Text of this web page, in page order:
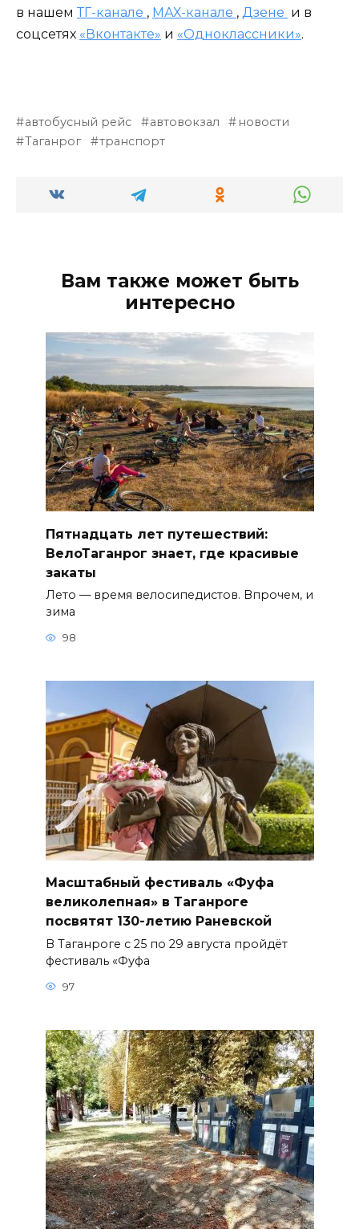
в нашем ТГ-канале , МАХ-канале , Дзене и в
соцсетях «Вконтакте» и «Одноклассники».
автобусный рейс автовокзал
новости
Таганрог
транспорт
Вам также может быть
интересно
Пятнадцать лет путешествий:
ВелоТаганрог знает, где красивые
закаты
Лето — время велосипедистов. Впрочем, и
зима
98
Масштабный фестиваль «Фуфа
великолепная» в Таганроге
посвятят 130-летию Раневской
В Таганроге с 25 по 29 августа пройдёт
фестиваль «Фуфа
97